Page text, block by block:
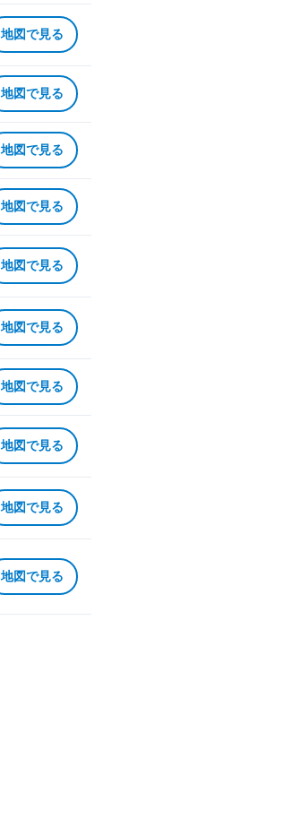
地図で見る
地図で見る
地図で見る
地図で見る
地図で見る
地図で見る
地図で見る
地図で見る
地図で見る
地図で見る